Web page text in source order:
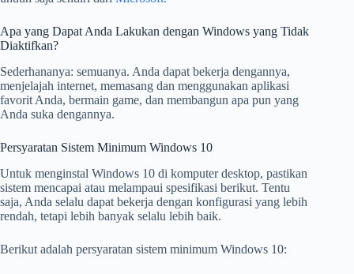
Apa yang Dapat Anda Lakukan dengan Windows yang Tidak
Diaktifkan?
Sederhananya: semuanya. Anda dapat bekerja dengannya,
menjelajah internet, memasang dan menggunakan aplikasi
favorit Anda, bermain game, dan membangun apa pun yang
Anda suka dengannya.
Persyaratan Sistem Minimum Windows 10
Untuk menginstal Windows 10 di komputer desktop, pastikan
sistem mencapai atau melampaui spesifikasi berikut. Tentu
saja, Anda selalu dapat bekerja dengan konfigurasi yang lebih
rendah, tetapi lebih banyak selalu lebih baik.
Berikut adalah persyaratan sistem minimum Windows 10: